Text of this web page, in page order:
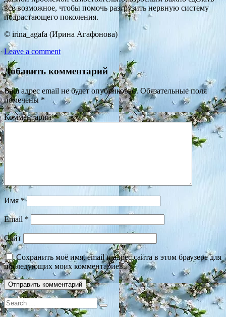
все возможное, чтобы помочь разгрузить нервную систему
подрастающего поколения.
© irina_agafa (Ирина Агафонова)
Leave a comment
Добавить комментарий
Ваш адрес email не будет опубликован. Обязательные поля
помечены *
Комментарий*
Имя *
Email *
Сайт
Сохранить моё имя, email и адрес сайта в этом браузере для
последующих моих комментариев.
Search
for: